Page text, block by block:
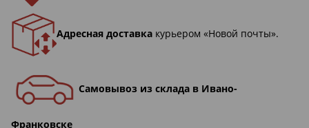
Адресная доставка курьером «Новой почты».
Самовывоз из склада в Ивано-
Франковске